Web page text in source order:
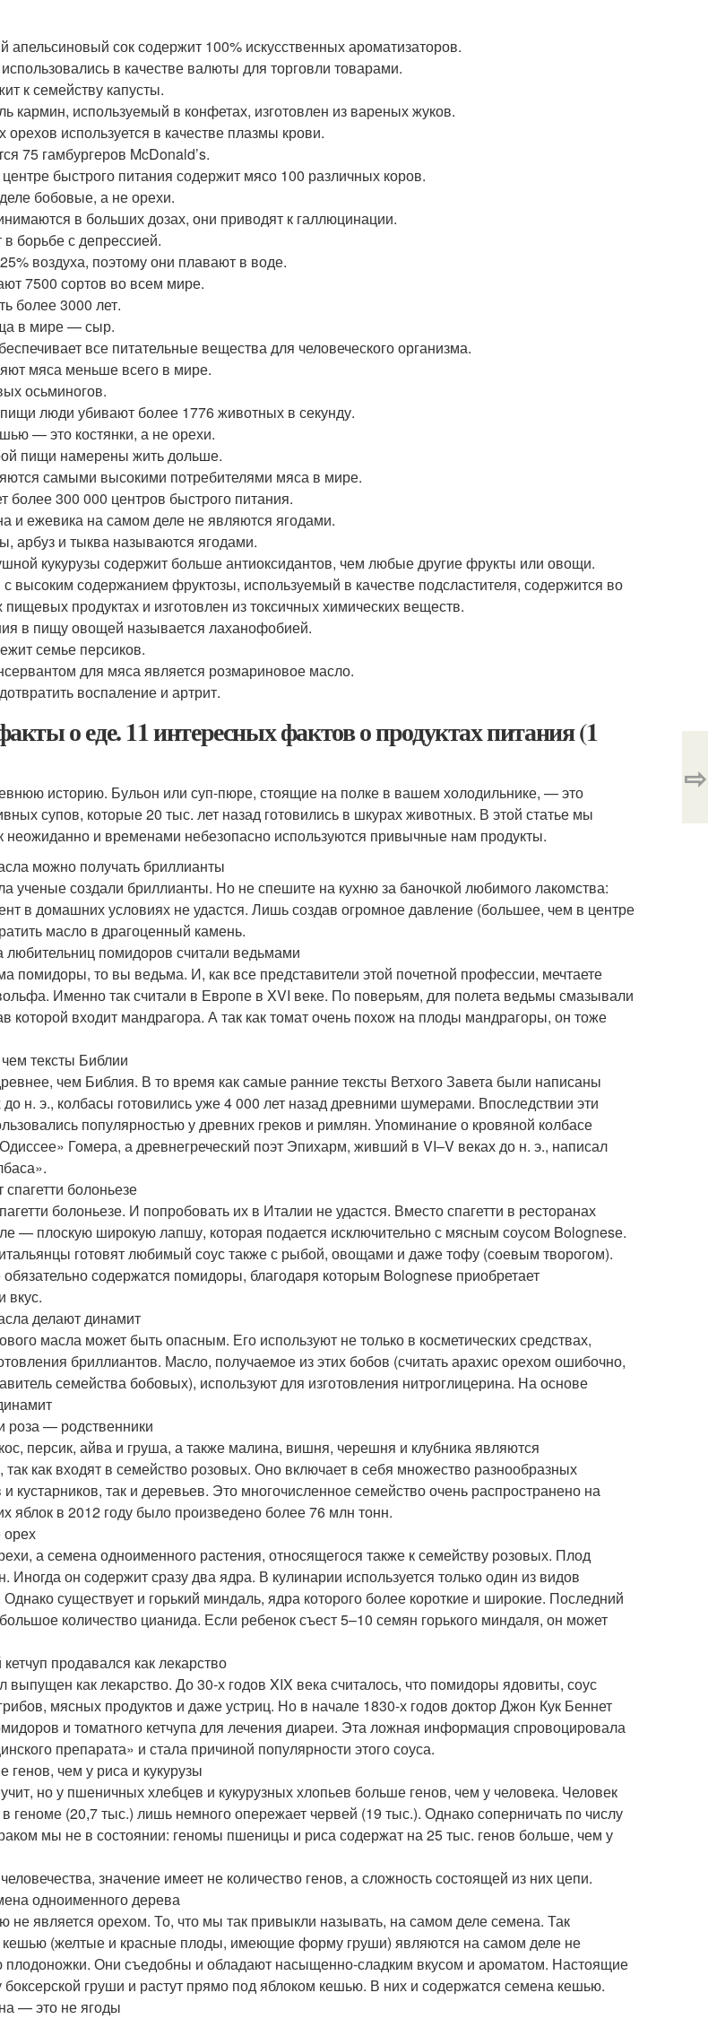
апельсиновый сок содержит 100% искусственных ароматизаторов.
в качестве валюты для торговли товарами.
к семейству капусты.
кармин, используемый в конфетах, изготовлен из вареных жуков.
орехов используется в качестве плазмы крови.
75 гамбургеров McDonald’s.
быстрого питания содержит мясо 100 различных коров.
бобовые, а не орехи.
в больших дозах, они приводят к галлюцинации.
борьбе с депрессией.
воздуха, поэтому они плавают в воде.
7500 сортов во всем мире.
более 3000 лет.
в мире — сыр.
все питательные вещества для человеческого организма.
мяса меньше всего в мире.
осьминогов.
люди убивают более 1776 животных в секунду.
— это костянки, а не орехи.
пищи намерены жить дольше.
самыми высокими потребителями мяса в мире.
300 000 центров быстрого питания.
и ежевика на самом деле не являются ягодами.
арбуз и тыква называются ягодами.
кукурузы содержит больше антиоксидантов, чем любые другие фрукты или овощи.
с высоким содержанием фруктозы, используемый в качестве подсластителя, содержится во
продуктах и ​​изготовлен из токсичных химических веществ.
в пищу овощей называется лаханофобией.
семье персиков.
для мяса является розмариновое масло.
воспаление и артрит.
о еде. 11 интересных фактов о продуктах питания (1
историю. Бульон или суп-пюре, стоящие на полке в вашем холодильнике, — это
супов, которые 20 тыс. лет назад готовились в шкурах животных. В этой статье мы
неожиданно и временами небезопасно используются привычные нам продукты.
можно получать бриллианты
ученые создали бриллианты. Но не спешите на кухню за баночкой любимого лакомства:
в домашних условиях не удастся. Лишь создав огромное давление (большее, чем в центре
масло в драгоценный камень.
любительниц помидоров считали ведьмами
помидоры, то вы ведьма. И, как все представители этой почетной профессии, мечтаете
Именно так считали в Европе в XVI веке. По поверьям, для полета ведьмы смазывали
которой входит мандрагора. А так как томат очень похож на плоды мандрагоры, он тоже
тексты Библии
чем Библия. В то время как самые ранние тексты Ветхого Завета были написаны
н. э., колбасы готовились уже 4 000 лет назад древними шумерами. Впоследствии эти
популярностью у древних греков и римлян. Упоминание о кровяной колбасе
Гомера, а древнегреческий поэт Эпихарм, живший в VI–V веках до н. э., написал
болоньезе
болоньезе. И попробовать их в Италии не удастся. Вместо спагетти в ресторанах
— плоскую широкую лапшу, которая подается исключительно с мясным соусом Bolognesе.
готовят любимый соус также с рыбой, овощами и даже тофу (соевым творогом).
содержатся помидоры, благодаря которым Bolognese приобретает
вкус.
делают динамит
масла может быть опасным. Его используют не только в косметических средствах,
бриллиантов. Масло, получаемое из этих бобов (считать арахис орехом ошибочно,
семейства бобовых), используют для изготовления нитроглицерина. На основе
роза — родственники
персик, айва и груша, а также малина, вишня, черешня и клубника являются
так как входят в семейство розовых. Оно включает в себя множество разнообразных
кустарников, так и деревьев. Это многочисленное семейство очень распространено на
яблок в 2012 году было произведено более 76 млн тонн.
а семена одноименного растения, относящегося также к семейству розовых. Плод
Иногда он содержит сразу два ядра. В кулинарии используется только один из видов
существует и горький миндаль, ядра которого более короткие и широкие. Последний
количество цианида. Если ребенок съест 5–10 семян горького миндаля, он может
продавался как лекарство
выпущен как лекарство. До 30-х годов XIX века считалось, что помидоры ядовиты, соус
мясных продуктов и даже устриц. Но в начале 1830-х годов доктор Джон Кук Беннет
и томатного кетчупа для лечения диареи. Эта ложная информация спровоцировала
препарата» и стала причиной популярности этого соуса.
генов, чем у риса и кукурузы
но у пшеничных хлебцев и кукурузных хлопьев больше генов, чем у человека. Человек
в геноме (20,7 тыс.) лишь немного опережает червей (19 тыс.). Однако соперничать по числу
мы не в состоянии: геномы пшеницы и риса содержат на 25 тыс. генов больше, чем у
значение имеет не количество генов, а сложность состоящей из них цепи.
одноименного дерева
не является орехом. То, что мы так привыкли называть, на самом деле семена. Так
(желтые и красные плоды, имеющие форму груши) являются на самом деле не
плодоножки. Они съедобны и обладают насыщенно-сладким вкусом и ароматом. Настоящие
груши и растут прямо под яблоком кешью. В них и содержатся семена кешью.
— это не ягоды
⇨